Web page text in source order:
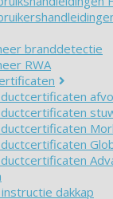
branddetectie
RWA
dakkap